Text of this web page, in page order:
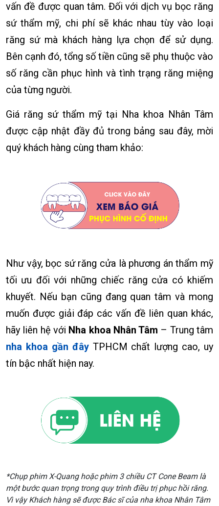
vấn đề được quan tâm. Đối với dịch vụ bọc răng
sứ thẩm mỹ, chi phí sẽ khác nhau tùy vào loại
răng sứ mà khách hàng lựa chọn để sử dụng.
Bên cạnh đó, tổng số tiền cũng sẽ phụ thuộc vào
số răng cần phục hình và tình trạng răng miệng
của từng người.
Giá răng sứ thẩm mỹ tại Nha khoa Nhân Tâm
được cập nhật đầy đủ trong bảng sau đây, mời
quý khách hàng cùng tham khảo:
Như vậy, bọc sứ răng cửa là phương án thẩm mỹ
tối ưu đối với những chiếc răng cửa có khiếm
khuyết. Nếu bạn cũng đang quan tâm và mong
muốn được giải đáp các vấn đề liên quan khác,
hãy liên hệ với Nha khoa Nhân Tâm – Trung tâm
nha khoa gần đâyTPHCM chất lượng cao, uy
tín bậc nhất hiện nay.
*Chụp phim X-Quang hoặc phim 3 chiều CT Cone Beam là
một bước quan trọng trong quy trình điều trị phục hồi răng.
Vì vậy Khách hàng sẽ được Bác sĩ của nha khoa Nhân Tâm